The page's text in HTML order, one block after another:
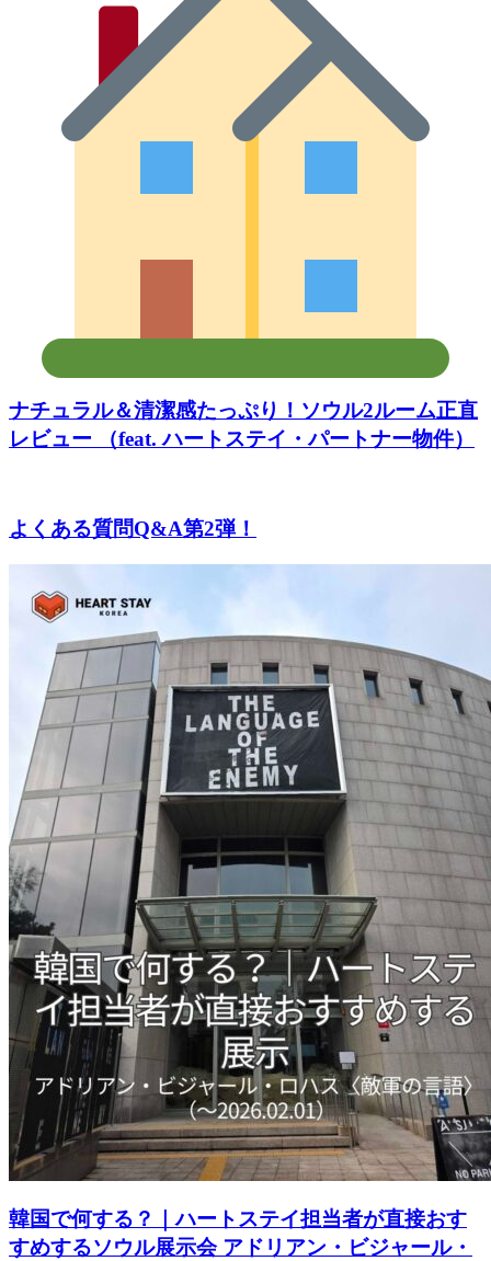
ナチュラル＆清潔感たっぷり！ソウル2ルーム正直
レビュー （feat. ハートステイ・パートナー物件）
よくある質問Q&A第2弾！
韓国で何する？｜ハートステイ担当者が直接おす
すめするソウル展示会 アドリアン・ビジャール・